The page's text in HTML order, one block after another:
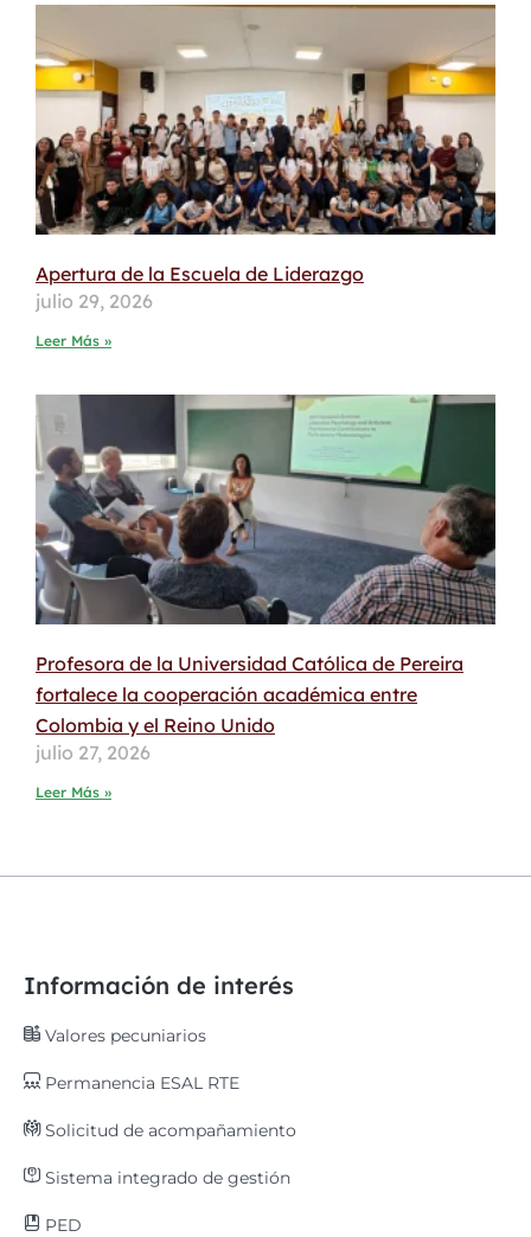
Apertura de la Escuela de Liderazgo
julio 29, 2026
Leer Más »
Profesora de la Universidad Católica de Pereira
fortalece la cooperación académica entre
Colombia y el Reino Unido
julio 27, 2026
Leer Más »
Información de interés
Valores pecuniarios
Permanencia ESAL RTE
Solicitud de acompañamiento
Sistema integrado de gestión
PED